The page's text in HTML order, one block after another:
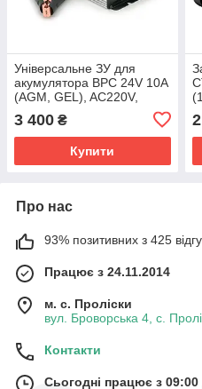
Універсальне ЗУ для
акумулятора BPC 24V 10A
(AGM, GEL), AC220V,
24V/10A, LCD, крокодили
3 400 ₴
Купити
Про нас
93% позитивних з 425
Працює з 24.11.2014
м. с. Проліски
вул. Броворська 4, с.
Контакти
Сьогодні працює з